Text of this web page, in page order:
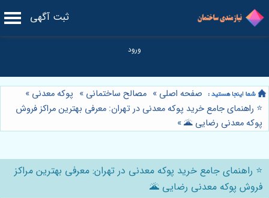
ثبت آگهی
صفحه اصلی » مصالح ساختمانی » پوکه معدنی »
⭐️ راهنمای جامع خرید پوکه معدنی در تهران: معرفی بهترین مراکز فروش
پوکه معدنی رضایی 🌋»
⭐️ راهنمای جامع خرید پوکه معدنی در تهران: معرفی بهترین مراکز
فروش پوکه معدنی رضایی 🌋